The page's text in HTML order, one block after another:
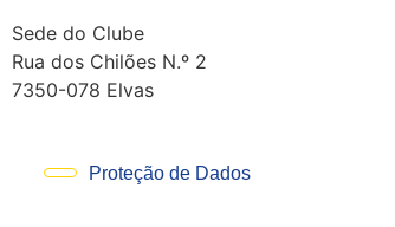
Sede do Clube
Rua dos Chilões N.º 2
7350-078 Elvas
Proteção de Dados